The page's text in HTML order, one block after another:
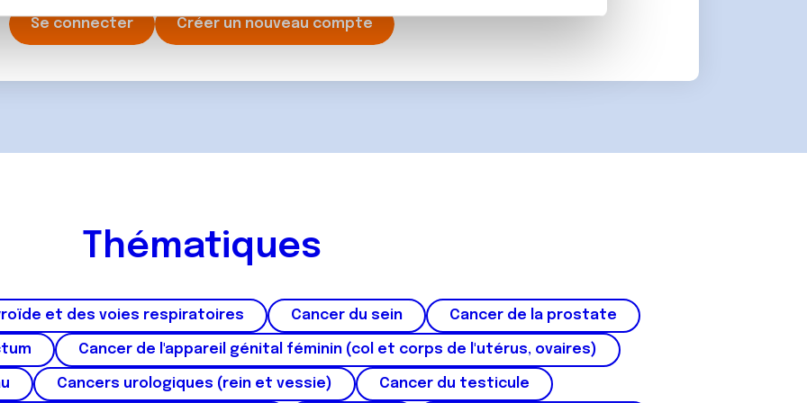
de publicité et d'analyse, qui peuvent combiner celles-ci avec d'autres informations que
Se connecter Créer un nouveau compte
Thématiques
et des voies respiratoires Cancer du sein Cancer de la prostate
Cancer de l'appareil génital féminin (col et corps de l'utérus, ovaires)
Cancers urologiques (rein et vessie) Cancer du testicule